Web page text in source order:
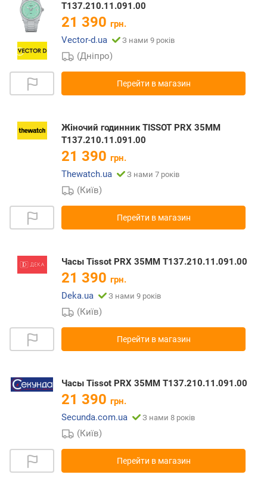
T137.210.11.091.00
21 390 грн.
Vector-d.ua
З нами 9 років
(Дніпро)
Перейти в магазин
Жіночий годинник TISSOT PRX 35MM
T137.210.11.091.00
21 390 грн.
Thewatch.ua
З нами 7 років
(Київ)
Перейти в магазин
Часы Tissot PRX 35MM T137.210.11.091.00
21 390 грн.
Deka.ua
З нами 9 років
(Київ)
Перейти в магазин
Часы Tissot PRX 35MM T137.210.11.091.00
21 390 грн.
Secunda.com.ua
З нами 8 років
(Київ)
Перейти в магазин